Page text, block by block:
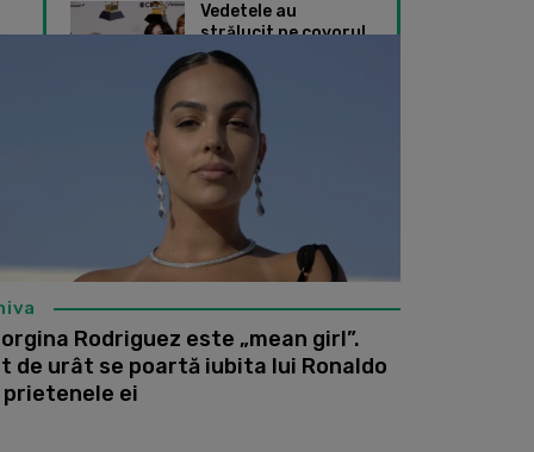
Vedetele au
strălucit pe covorul
roșu de la Premiile
Grammy 2024. Ce
ținute speciale au
ales Taylor Swift și
Dua Lipa
de weekend în oraș cu prietenii
Rodriguez este „mean girl”.
de urât se poartă iubita lui Ronaldo
prietenele ei